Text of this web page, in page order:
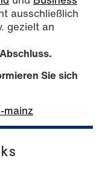
ausschließlich
gezielt an
Sie sich
mainz